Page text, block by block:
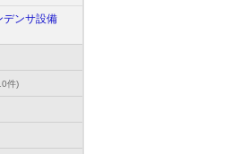
デンサ設備
件)